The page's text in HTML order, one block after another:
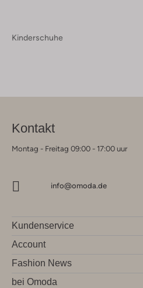
Kinderschuhe
Kontakt
Montag - Freitag 09:00 - 17:00 uur
info@omoda.de
Kundenservice
Account
Fashion News
bei Omoda